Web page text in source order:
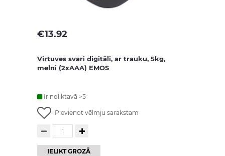
€13.92
Virtuves svari digitāli, ar trauku, 5kg,
melni (2xAAA) EMOS
Ir noliktavā >5
Pievienot vēlmju sarakstam
IELIKT GROZĀ